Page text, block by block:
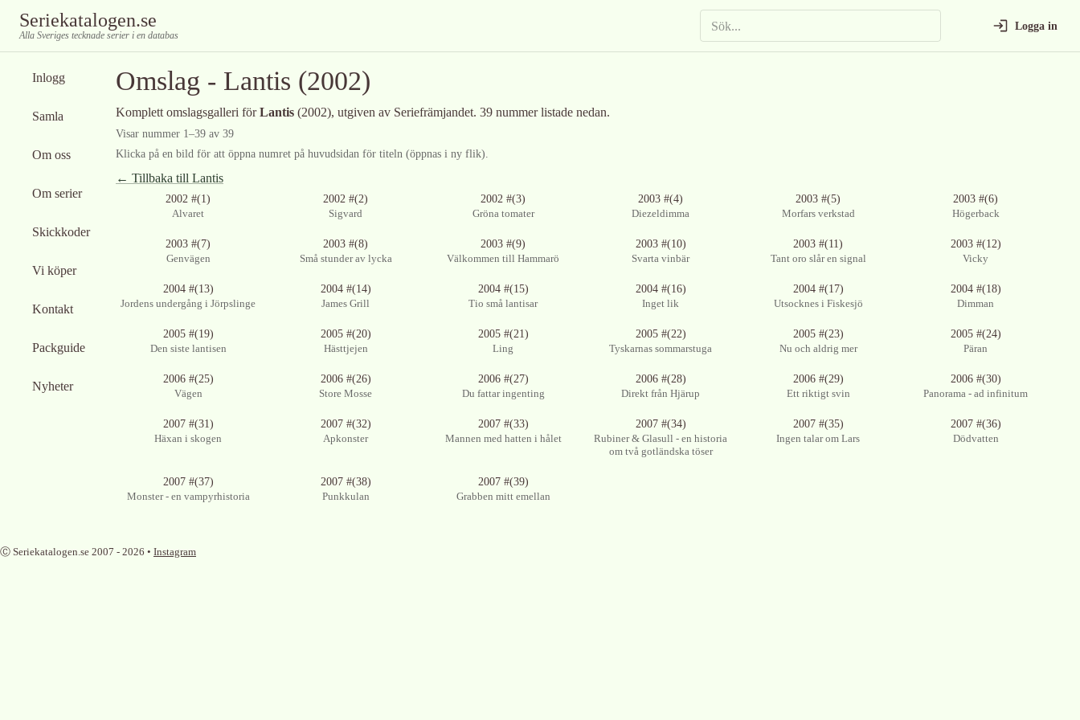
Seriekatalogen.se
Alla Sveriges tecknade serier i en databas
Logga in
Inlogg
Samla
Om oss
Om serier
Skickkoder
Vi köper
Kontakt
Packguide
Nyheter
Omslag - Lantis (2002)
Komplett omslagsgalleri förLantis (2002), utgiven av Seriefrämjandet. 39 nummer listade nedan.
Visar nummer 1–39 av 39
Klicka på en bild för att öppna numret på huvudsidan för titeln (öppnas i ny flik).
← Tillbaka till Lantis
2002 #(1)
Alvaret
2002 #(2)
Sigvard
2002 #(3)
Gröna tomater
2003 #(4)
Diezeldimma
2003 #(5)
Morfars verkstad
2003 #(6)
Högerback
2003 #(7)
Genvägen
2003 #(8)
Små stunder av lycka
2003 #(9)
Välkommen till Hammarö
2003 #(10)
Svarta vinbär
2003 #(11)
Tant oro slår en signal
2003 #(12)
Vicky
2004 #(13)
Jordens undergång i Jörpslinge
2004 #(14)
James Grill
2004 #(15)
Tio små lantisar
2004 #(16)
Inget lik
2004 #(17)
Utsocknes i Fiskesjö
2004 #(18)
Dimman
2005 #(19)
Den siste lantisen
2005 #(20)
Hästtjejen
2005 #(21)
Ling
2005 #(22)
Tyskarnas sommarstuga
2005 #(23)
Nu och aldrig mer
2005 #(24)
Päran
2006 #(25)
Vägen
2006 #(26)
Store Mosse
2006 #(27)
Du fattar ingenting
2006 #(28)
Direkt från Hjärup
2006 #(29)
Ett riktigt svin
2006 #(30)
Panorama - ad infinitum
2007 #(31)
Häxan i skogen
2007 #(32)
Apkonster
2007 #(33)
Mannen med hatten i hålet
2007 #(34)
Rubiner & Glasull - en historia
om två gotländska töser
2007 #(35)
Ingen talar om Lars
2007 #(36)
Dödvatten
2007 #(37)
Monster - en vampyrhistoria
2007 #(38)
Punkkulan
2007 #(39)
Grabben mitt emellan
Ⓒ Seriekatalogen.se 2007 - 2026 • Instagram